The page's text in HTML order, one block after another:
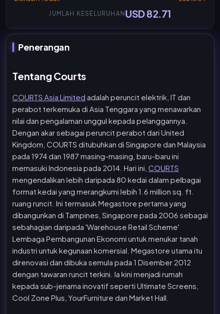
JUMLAH KESELURUHAN USD 82.71
Penerangan
Tentang Courts
COURTS Asia Limited adalah peruncit elektrik, IT dan
perabot terkemuka di Asia Tenggara yang menawarkan
nilai dan pengalaman unggul kepada pelanggannya.
Dengan akar sebagai peruncit perabot dari United
Kingdom, COURTS ditubuhkan di Singapore dan Malaysia
pada 1974 dan 1987 masing-masing, baru-baru ini
memasuki Indonesia pada 2014. Hari ini, COURTS
mengendalikan lebih daripada 80 kedai dalam pelbagai
format kedai yang merangkumi lebih 1.6 million sq. ft.
ruang runcit. Ini termasuk Megastore pertama yang
dibangunkan di Tampines, Singapore pada 2006 sebagai
sebahagian daripada 'Warehouse Retail Scheme'
Lembaga Pembangunan Ekonomi untuk menukar tanah
industri untuk kegunaan komersial. Megastore utama itu
direnovasi dan dibuka semula pada 1 Disember 2012
dengan tawaran runcit terkini. Ia kini menjadi rumah
kepada sub-jenama inovatif seperti Ultimate Screens,
Cool Zone Plus, YourFurniture dan Market Hall.